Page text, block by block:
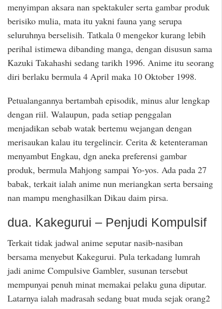
menyimpan aksara nan spektakuler serta gambar produk
berisiko mulia, mata itu yakni fauna yang serupa
seluruhnya berselisih. Tatkala 0 mengekor kurang lebih
perihal istimewa dibanding manga, dengan disusun sama
Kazuki Takahashi sedang tarikh 1996. Anime itu seorang
diri berlaku bermula 4 April maka 10 Oktober 1998.
Petualangannya bertambah episodik, minus alur lengkap
dengan riil. Walaupun, pada setiap penggalan
menjadikan sebab watak bertemu wejangan dengan
merisaukan kalau itu tergelincir. Cerita & ketenteraman
menyambut Engkau, dgn aneka preferensi gambar
produk, bermula Mahjong sampai Yo-yos. Ada pada 27
babak, terkait ialah anime nun meriangkan serta bersaing
nan mampu menghasilkan Dikau daim pirsa.
dua. Kakegurui – Penjudi Kompulsif
Terkait tidak jadwal anime seputar nasib-nasiban
bersama menyebut Kakegurui. Pula terkadang lumrah
jadi anime Compulsive Gambler, susunan tersebut
mempunyai penuh minat memakai pelaku guna diputar.
Latarnya ialah madrasah sedang buat muda sejak orang2